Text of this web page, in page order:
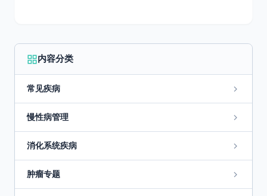
内容分类
常见疾病
慢性病管理
消化系统疾病
肿瘤专题